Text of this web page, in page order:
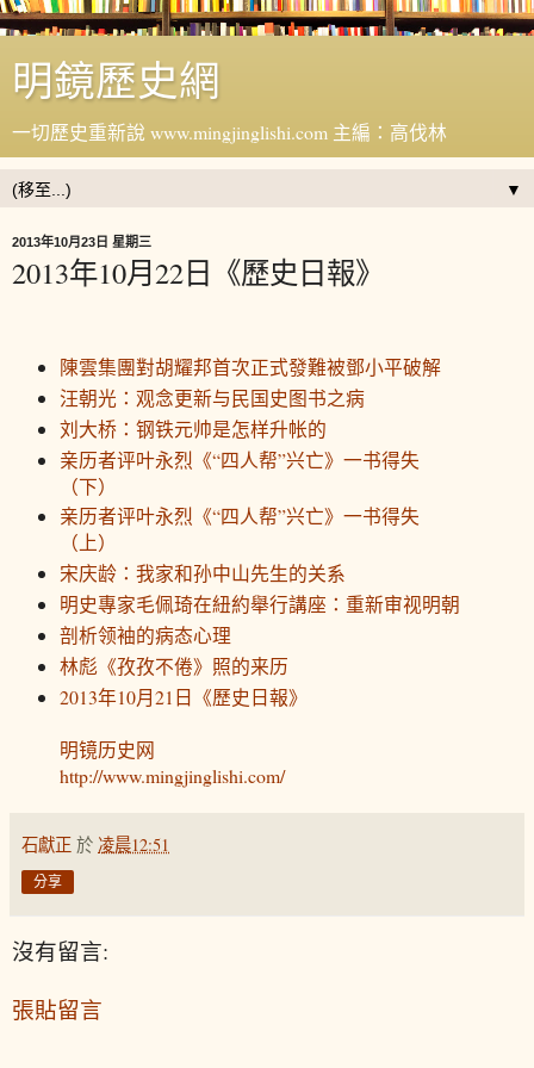
明鏡歷史網
一切歷史重新說 www.mingjinglishi.com 主編：高伐林
▼
2013年10月23日 星期三
2013年10月22日《歷史日報》
陳雲集團對胡耀邦首次正式發難被鄧小平破解
汪朝光：观念更新与民国史图书之病
刘大桥：钢铁元帅是怎样升帐的
亲历者评叶永烈《“四人帮”兴亡》一书得失
（下）
亲历者评叶永烈《“四人帮”兴亡》一书得失
（上）
宋庆龄：我家和孙中山先生的关系
明史專家毛佩琦在紐約舉行講座：重新审视明朝
剖析领袖的病态心理
林彪《孜孜不倦》照的来历
2013年10月21日《歷史日報》
明镜历史网
http://www.mingjinglishi.com/
石獻正 於 凌晨12:51
分享
沒有留言:
張貼留言